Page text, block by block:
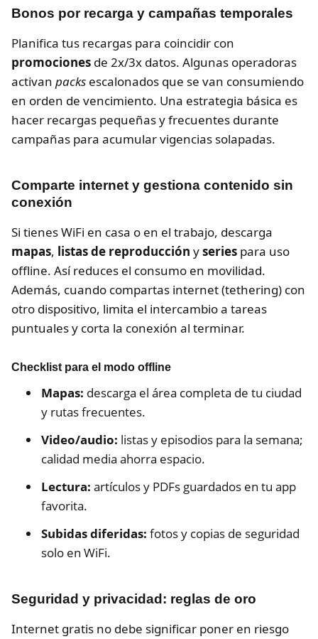
Bonos por recarga y campañas temporales
Planifica tus recargas para coincidir con
promociones de 2x/3x datos. Algunas operadoras
activan packs escalonados que se van consumiendo
en orden de vencimiento. Una estrategia básica es
hacer recargas pequeñas y frecuentes durante
campañas para acumular vigencias solapadas.
Comparte internet y gestiona contenido sin
conexión
Si tienes WiFi en casa o en el trabajo, descarga
mapas, listas de reproducción yseries para uso
offline. Así reduces el consumo en movilidad.
Además, cuando compartas internet (tethering) con
otro dispositivo, limita el intercambio a tareas
puntuales y corta la conexión al terminar.
Checklist para el modo offline
Mapas: descarga el área completa de tu ciudad
y rutas frecuentes.
Video/audio: listas y episodios para la semana;
calidad media ahorra espacio.
Lectura: artículos y PDFs guardados en tu app
favorita.
Subidas diferidas: fotos y copias de seguridad
solo en WiFi.
Seguridad y privacidad: reglas de oro
Internet gratis no debe significar poner en riesgo